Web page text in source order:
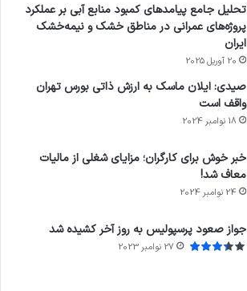
تحلیل جامع پیامدهای کمبود منابع آبی بر عملکرد
پروژه‌های عمرانی در مناطق خشک و نیمه‌خشک
ایران
20 آوریل 2025
صیدی: ایلان ماسک به ارزش ذاتی بورس تهران
واقف است
18 نوامبر 2024
خبر خوش برای کارگران؛ مزایای شغلی از مالیات
معاف شد!
24 نوامبر 2024
جواز صعود پرسپولیس به روز آخر کشیده شد
27 نوامبر 2023